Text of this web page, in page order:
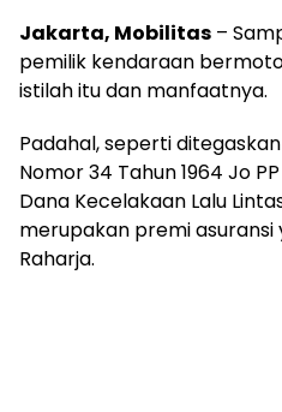
Jakarta, Mobilitas –
pemilik kendaraan
istilah itu dan manfaatnya.
Padahal, seperti
Nomor 34 Tahun 1964 Jo
Dana Kecelakaan Lalu
merupakan premi asuransi
Raharja.